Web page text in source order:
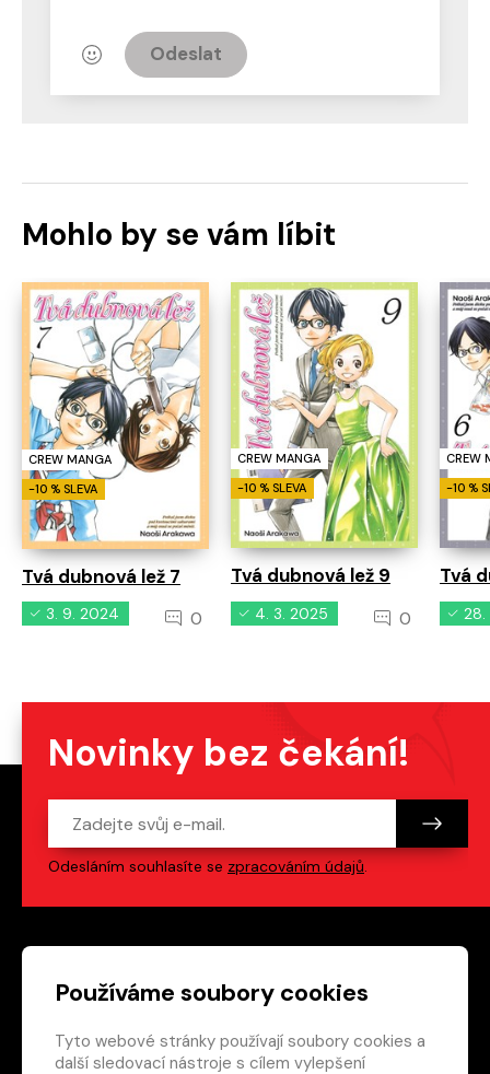
Používáme soubory cookies
Tyto webové stránky používají soubory cookies a
další sledovací nástroje s cílem vylepšení
Odeslat
Mohlo by se vám líbit
CREW MANGA
-10 % SLEVA
Tvá dubnová lež 7
3. 9. 2024 0
CREW MANGA
-10 % SLEVA
Tvá dubnová lež 9
4. 3. 2025 0
CREW
-10 %
Tvá
Novinky bez čekání!
Odesláním souhlasíte se zpracováním údajů.
Patička webu Odkazy na sociální
Vedlejší navigace
redakce@crew.cz